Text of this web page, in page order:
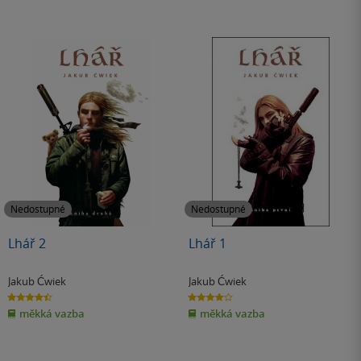
Nedostupné
Lhář 2
Jakub Ćwiek
4.4
z
5
hvězdiček
měkká vazba
Nedostupné
Lhář 1
Jakub Ćwiek
4.0
z
5
hvězdiček
měkká vazba